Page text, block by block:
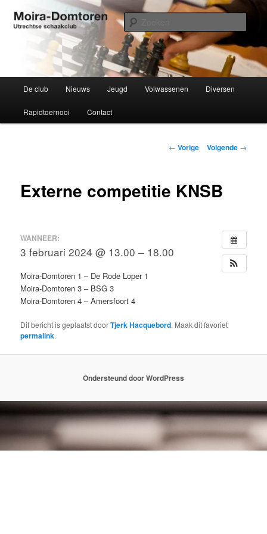
naar
Moira-Domtoren
Utrechtse schaakclub opgericht 1934
De club Nieuws Jeugd Volwassenen Diversen
Rapidtoernooi Contact
Bericht
← Vorige Volgende →
Externe competitie KNSB
WANNEER:
3 februari 2024 @ 13.00 – 18.00
Moira-Domtoren 1 – De Rode Loper 1
Moira-Domtoren 3 – BSG 3
Moira-Domtoren 4 – Amersfoort 4
Dit bericht is geplaatst doorTjerk Hacquebord. Maak dit favoriet
permalink.
Ondersteund door WordPress